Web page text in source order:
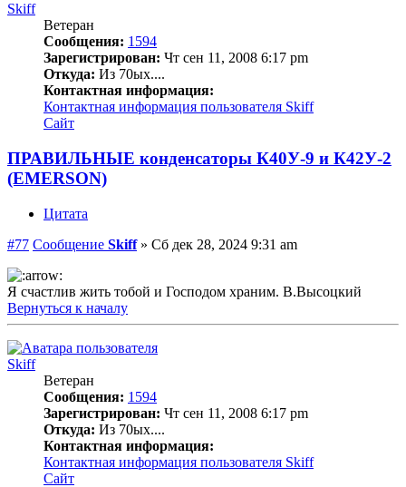
Skiff
Ветеран
Сообщения: 1594
Зарегистрирован: Чт сен 11, 2008 6:17 pm
Откуда: Из 70ых....
Контактная информация:
Контактная информация пользователя Skiff
Сайт
ПРАВИЛЬНЫЕ конденсаторы К40У-9 и К42У-2
(EMERSON)
Цитата
#77 Сообщение Skiff» Сб дек 28, 2024 9:31 am
Я счастлив жить тобой и Господом храним. В.Высоцкий
Вернуться к началу
Skiff
Ветеран
Сообщения: 1594
Зарегистрирован: Чт сен 11, 2008 6:17 pm
Откуда: Из 70ых....
Контактная информация:
Контактная информация пользователя Skiff
Сайт